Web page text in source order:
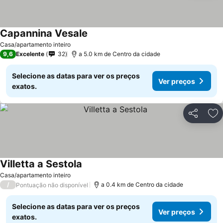
Casa/apartamento inteiro
Capannina Vesale
9,6 Excelente 32 a 5.0 km de Centro da cidade
Selecione as datas para ver os preços
exatos.
Ver preços
Partilhar
Casa/apartamento inteiro
Villetta a Sestola
/ Pontuação não disponível a 0.4 km de Centro da cidade
Selecione as datas para ver os preços
exatos.
Ver preços